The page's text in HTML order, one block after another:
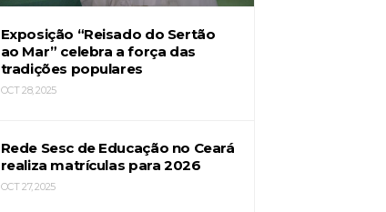
Exposição “Reisado do Sertão
ao Mar” celebra a força das
tradições populares
OCT 28, 2025
Rede Sesc de Educação no Ceará
realiza matrículas para 2026
OCT 27, 2025